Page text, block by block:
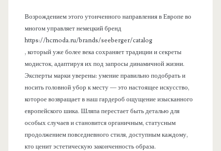
Возрождением этого утонченного направления в Европе во
многом управляет немецкий бренд
https://hcmoda.ru/brands/seeberger/catalog
, который уже более века сохраняет традиции и секреты
модисток, адаптируя их под запросы динамичной жизни.
Эксперты марки уверены: умение правильно подобрать и
носить головной убор к месту — это настоящее искусство,
которое возвращает в наш гардероб ощущение изысканного
европейского шика. Шляпа перестает быть деталью для
особых случаев и становится органичным, статусным
продолжением повседневного стиля, доступным каждому,
кто ценит эстетическую законченность образа.